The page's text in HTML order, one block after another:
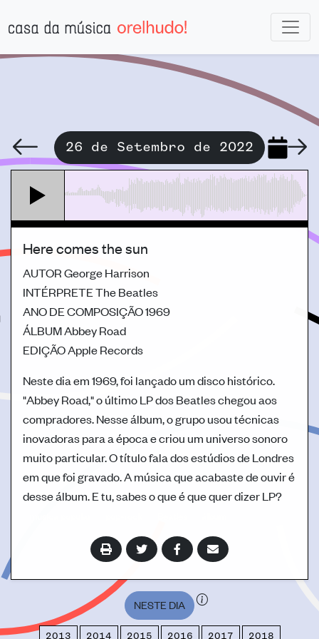
26 de Setembro de 2022
Here comes the sun
AUTORGeorge Harrison
INTÉRPRETEThe Beatles
ANO DE COMPOSIÇÃO1969
ÁLBUMAbbey Road
EDIÇÃOApple Records
Neste dia em 1969, foi lançado um disco histórico.
"Abbey Road," o último LP dos Beatles chegou aos
compradores. Nesse álbum, o grupo usou técnicas
inovadoras para a época e criou um universo sonoro
muito particular. O título fala dos estúdios de Londres
em que foi gravado. A música que acabaste de ouvir é
desse álbum. E tu, sabes o que é que quer dizer LP?
NESTE DIA
2013 2014 2015 2016 2017 2018